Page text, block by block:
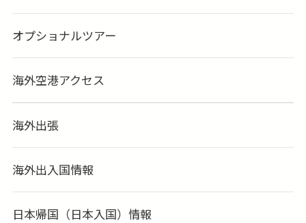
オプショナルツアー
海外空港アクセス
海外出張
海外出入国情報
日本帰国（日本入国）情報